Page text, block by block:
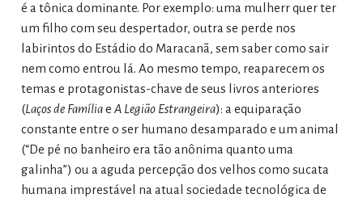
é a tônica dominante. Por exemplo: uma mulherr quer ter
um filho com seu despertador, outra se perde nos
labirintos do Estádio do Maracanã, sem saber como sair
nem como entrou lá. Ao mesmo tempo, reaparecem os
temas e protagonistas-chave de seus livros anteriores
(Laços de Famíliae A Legião Estrangeira): a equiparação
constante entre o ser humano desamparado e um animal
(“De pé no banheiro era tão anônima quanto uma
galinha”) ou a aguda percepção dos velhos como sucata
humana imprestável na atual sociedade tecnológica de